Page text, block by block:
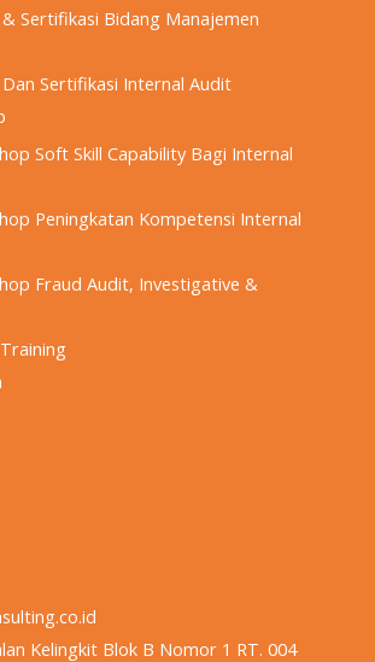
Sertifikasi Bidang Manajemen
Sertifikasi Internal Audit
Soft Skill Capability Bagi Internal
Peningkatan Kompetensi Internal
Fraud Audit, Investigative &
Kelingkit Blok B Nomor 1 RT. 004